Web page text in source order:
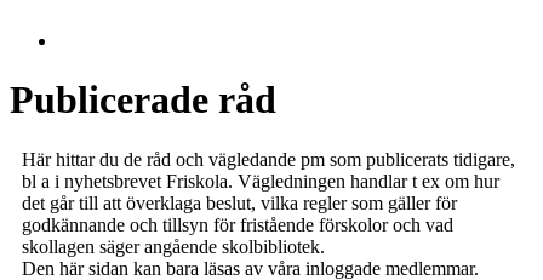
Publicerade råd
Här hittar du de råd och vägledande pm som publicerats tidigare,
bl a i nyhetsbrevet Friskola. Vägledningen handlar t ex om hur
det går till att överklaga beslut, vilka regler som gäller för
godkännande och tillsyn för fristående förskolor och vad
skollagen säger angående skolbibliotek.
Den här sidan kan bara läsas av våra inloggade medlemmar.